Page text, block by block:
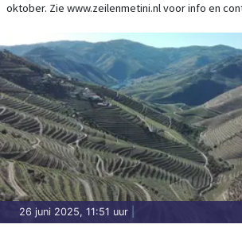
oktober. Zie www.zeilenmetini.nl voor info en
26 juni 2025, 11:51 uur